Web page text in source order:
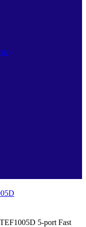
ย)
5-port Fast